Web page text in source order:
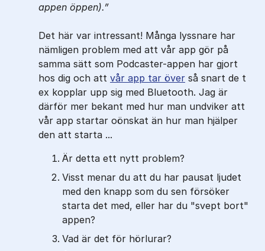
appen öppen).
Det här var intressant! Många lyssnare har
nämligen problem med att vår app gör på
samma sätt som Podcaster-appen har gjort
hos dig och att vår app tar över så snart de t
ex kopplar upp sig med Bluetooth. Jag är
därför mer bekant med hur man undviker att
vår app startar oönskat än hur man hjälper
den att starta ...
Är detta ett nytt problem?
Visst menar du att du har pausat ljudet
med den knapp som du sen försöker
starta det med, eller har du "svept bort"
appen?
Vad är det för hörlurar?